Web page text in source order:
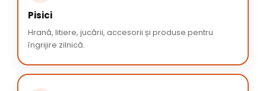
Pisici
Hrană, litiere, jucării, accesorii și produse pentru
îngrijire zilnică.